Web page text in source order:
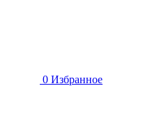
0 Избранное